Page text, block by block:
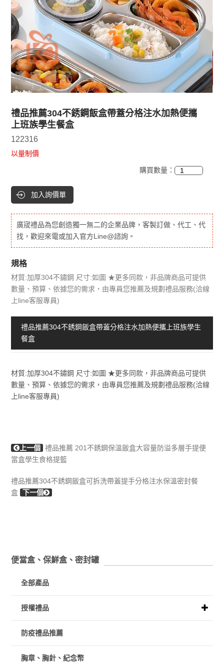
禮品推薦304不銹鋼飯盒帶蓋分格注水加熱便攜
上班族學生餐盒
122316
以量制價
購買數量：
加入詢價單
廣宬禮品為您創造獨一無二的企業品牌，客製訂做、代工、代
找，歡迎來電或加入官方Line@諮詢。
規格
材質:加厚304不鏽鋼 尺寸:如圖 ★更多同款，非品牌商品可提供
數量、預算、依據您的需求，由專員您推薦及規劃禮品服務(洽線
上line客服專員)
禮品推薦304不銹鋼飯盒帶蓋分格注水加熱便攜上班族學生
餐盒
材質:加厚304不鏽鋼 尺寸:如圖 ★更多同款，非品牌商品可提供
數量、預算、依據您的需求，由專員您推薦及規劃禮品服務(洽線
上line客服專員)
上一個
禮品推薦 201不銹鋼保溫飯盒大容量防溢多層手提便
當盒學生食格提籃
禮品推薦304不銹鋼飯盒可拆洗帶蓋提手分格注水保溫密封餐
盒 下一個
便當盒、保鮮盒、密封罐
全部產品
授權禮品
防疫禮品推薦
胸章、胸針、紀念幣